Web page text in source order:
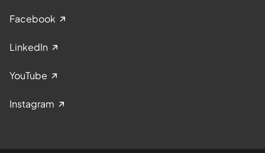
Facebook
LinkedIn
YouTube
Instagram